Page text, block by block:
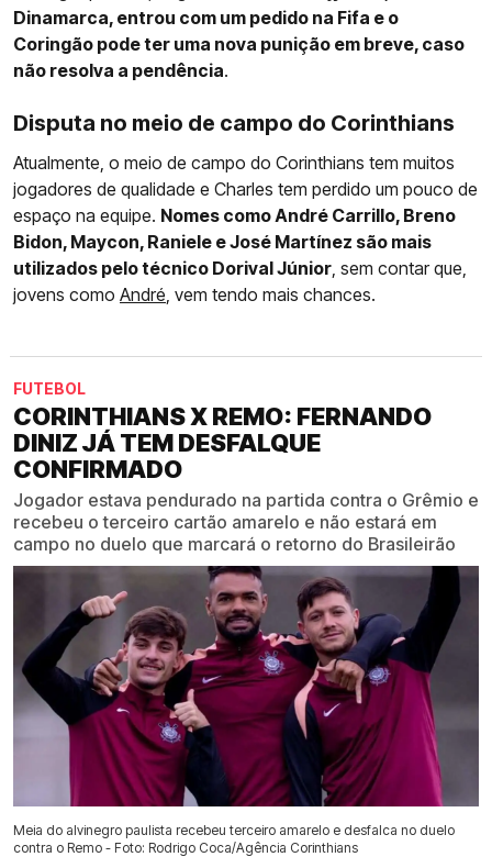
Dinamarca, entrou com um pedido na Fifa e o
Coringão pode ter uma nova punição em breve, caso
não resolva a pendência.
Disputa no meio de campo do Corinthians
Atualmente, o meio de campo do Corinthians tem muitos
jogadores de qualidade e Charles tem perdido um pouco de
espaço na equipe. Nomes como André Carrillo, Breno
Bidon, Maycon, Raniele e José Martínez são mais
utilizados pelo técnico Dorival Júnior, sem contar que,
jovens como André, vem tendo mais chances.
FUTEBOL
CORINTHIANS X REMO: FERNANDO
DINIZ JÁ TEM DESFALQUE
CONFIRMADO
Jogador estava pendurado na partida contra o Grêmio e
recebeu o terceiro cartão amarelo e não estará em
campo no duelo que marcará o retorno do Brasileirão
Meia do alvinegro paulista recebeu terceiro amarelo e desfalca no duelo
contra o Remo - Foto: Rodrigo Coca/Agência Corinthians